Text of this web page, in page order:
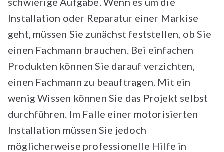
Installation oder Reparatur einer Markise
geht, müssen Sie zunächst feststellen, ob Sie
einen Fachmann brauchen. Bei einfachen
Produkten können Sie darauf verzichten,
einen Fachmann zu beauftragen. Mit ein
wenig Wissen können Sie das Projekt selbst
durchführen. Im Falle einer motorisierten
Installation müssen Sie jedoch
möglicherweise professionelle Hilfe in